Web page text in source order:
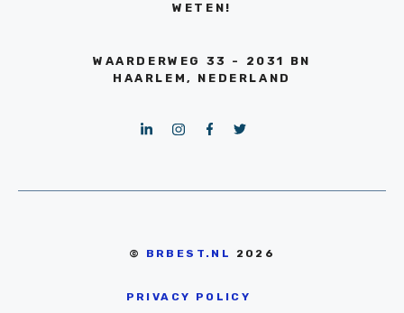
WETEN!
WAARDERWEG 33 - 2031 BN
HAARLEM, NEDERLAND
© BRBEST.NL 2026
PRIVACY POLICY